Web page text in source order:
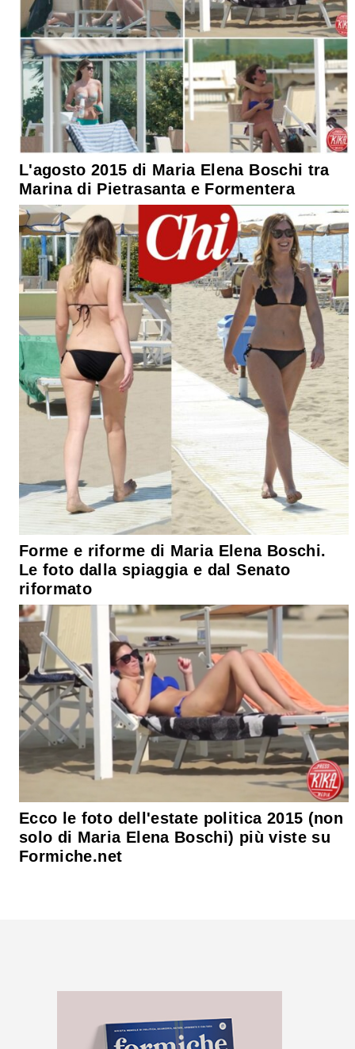
L'agosto 2015 di Maria Elena Boschi tra
Marina di Pietrasanta e Formentera
Forme e riforme di Maria Elena Boschi.
Le foto dalla spiaggia e dal Senato
riformato
Ecco le foto dell'estate politica 2015 (non
solo di Maria Elena Boschi) più viste su
Formiche.net